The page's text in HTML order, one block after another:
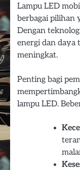
Lampu LED
berbagai pilihan
Dengan
energi dan daya
meningkat.
Penting bagi
lampu LED.